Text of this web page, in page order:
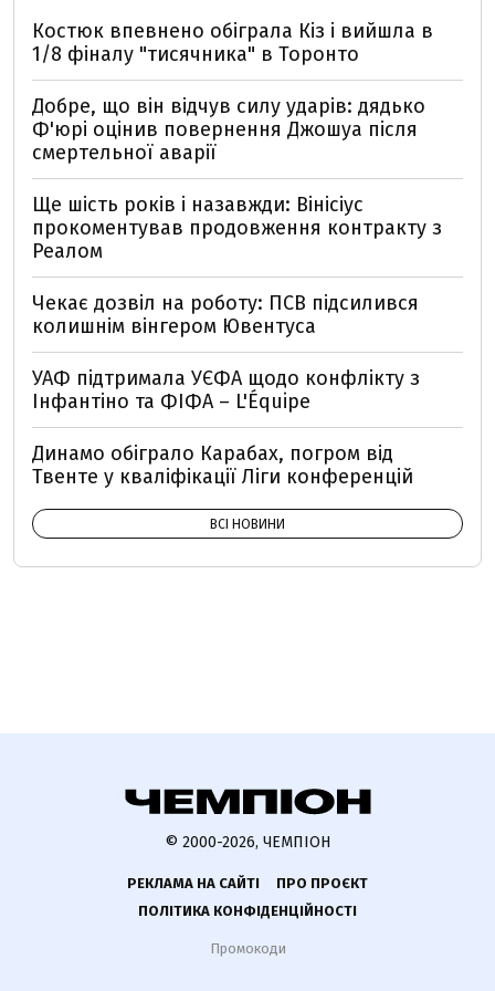
Костюк впевнено обіграла Кіз і вийшла в
1/8 фіналу "тисячника" в Торонто
Добре, що він відчув силу ударів: дядько
Ф'юрі оцінив повернення Джошуа після
смертельної аварії
Ще шість років і назавжди: Вінісіус
прокоментував продовження контракту з
Реалом
Чекає дозвіл на роботу: ПСВ підсилився
колишнім вінгером Ювентуса
УАФ підтримала УЄФА щодо конфлікту з
Інфантіно та ФІФА – L'Équipe
Динамо обіграло Карабах, погром від
Твенте у кваліфікації Ліги конференцій
ВСІ НОВИНИ
© 2000-2026, ЧЕМПІОН
РЕКЛАМА НА САЙТІ
ПРО ПРОЄКТ
ПОЛІТИКА КОНФІДЕНЦІЙНОСТІ
Промокоди